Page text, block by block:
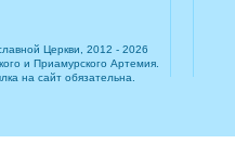
Церкви, 2012 - 2026
и Приамурского Артемия.
на сайт обязательна.